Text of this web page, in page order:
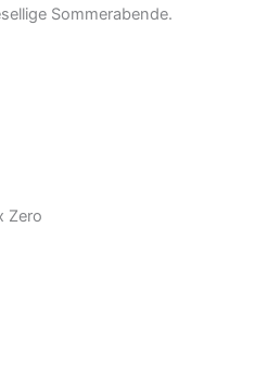
Sommerabende.
Zero